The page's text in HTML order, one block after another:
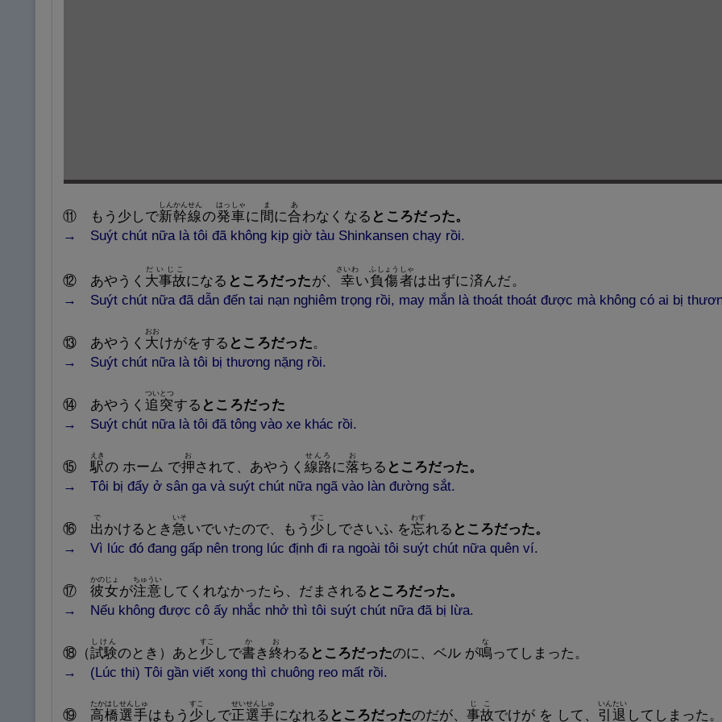
⑪ もう 少しで新幹線
しんかんせん
の発車
はっしゃ
に 間
ま
に合
あ
わなくなる ところだった。
→ Suýt chút nữa là tôi đã không kịp giờ tàu Shinkansen chạy rồi.
⑫ あやうく 大事故
だいじこ
になる ところだったが、 幸
さいわ
い負傷者
ふしょうしゃ
は出ずに済んだ。
→ Suýtchút nữa đã dẫn đến tai nạn nghiêm trọng rồi, may mắn là thoát thoát được mà không có ai bị
⑬ あやうく 大
おお
けがをする ところだった。
→ Suýtchút nữalà tôi bị thương nặng rồi.
⑭ あやうく 追 突
ついとつ
する ところだった
→ Suýt chút nữalà tôi đã tông vào xe khác rồi.
⑮駅
えき
の ホーム で押
お
されて、あやうく 線路
せんろ
に落
お
ちる ところだった。
→ Tôi bị đẩy ở sân ga và suýt chút nữa ngã vào làn đường sắt.
⑯ 出
で
かけるとき 急
ruột
いそ
いでいたので、もう 少
すこ
しでさいふ を忘
わす
れる ところだった。
→ Vì lúc đó đang gấp nên trong lúc định đi ra ngoài tôi suýt chút nữa quên ví.
⑰ 彼
phương
女
かのじょ
が注意
ちゅうい
してくれなかったら、だまされる ところだった。
→ Nếu không được cô ấy nhắc nhở thì tôi suýt chút nữa đã bị lừa.
⑱（試験
しけん
のとき）あと 少
すこ
しで書
か
き 終
お
わる ところだったのに、ベル が鳴
な
ってしまった。
→ (Lúc thi) Tôi gần viết xong thì chuông reo mất rồi.
⑲ 高橋
たかはし
選手
せんしゅ
はもう 少
すこ
しで正
せい
選手
せんしゅ
になれる ところだったのだが、 事故
じこ
でけが を して、 引 退
いんたい
してしまった。